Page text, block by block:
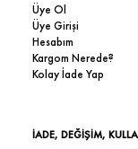
Üye Ol
Üye Girişi
Hesabım
Kargom Nerede?
Kolay İade Yap
İADE, DEĞİŞİM,